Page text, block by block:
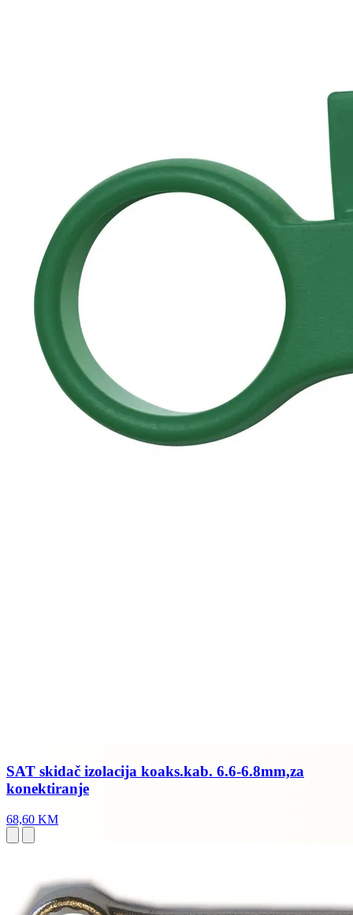
SAT skidač izolacija koaks.kab. 6.6-6.8mm,za
konektiranje
68,60 KM